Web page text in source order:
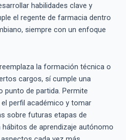
habilidades clave y
el regente de farmacia dentro
siempre con un enfoque
la formación técnica o
cargos, sí cumple una
de partida. Permite
perfil académico y tomar
sobre futuras etapas de
de aprendizaje autónomo